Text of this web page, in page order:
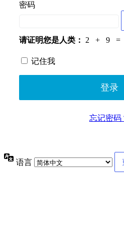
密码
请证明您是人类： 2 + 9 =
记住我
忘记密码
语言